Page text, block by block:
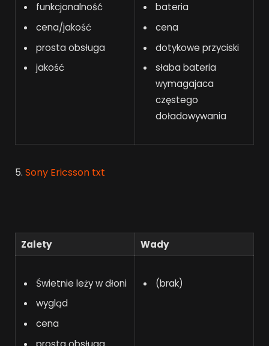
funkcjonalność
cena/jakość
prosta obsługa
jakość
bateria
cena
dotykowe przyciski
słaba bateria
wymagajaca
częstego
doładowywania
5. Sony Ericsson txt
Zalety Wady
Świetnie leży w dłoni
wygląd
cena
(brak)